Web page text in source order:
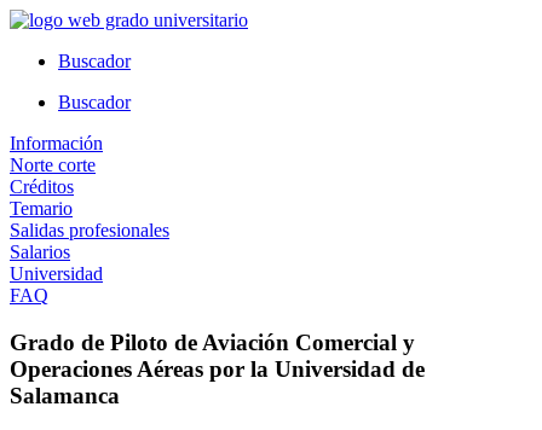
Ir
contenidoBuscador
Buscador
Información
Norte corte
Créditos
Temario
Salidas profesionales
Salarios
Universidad
FAQ
Grado de Piloto de Aviación Comercial y
Operaciones Aéreas por la Universidad de
Salamanca